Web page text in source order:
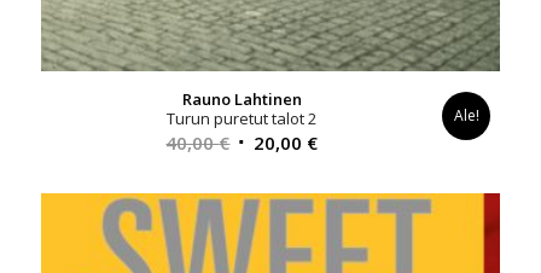
Rauno Lahtinen
Turun puretut talot 2
40,00€ Alkuperäinen
oli:
40,00 €.
20,00 €Nykyinen
on:
Ale!